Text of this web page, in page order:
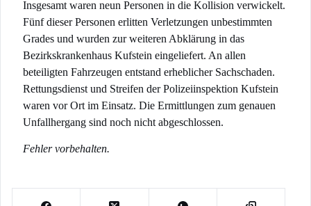
Insgesamt waren neun Personen in die Kollision verwickelt.
Fünf dieser Personen erlitten Verletzungen unbestimmten
Grades und wurden zur weiteren Abklärung in das
Bezirkskrankenhaus Kufstein eingeliefert. An allen
beteiligten Fahrzeugen entstand erheblicher Sachschaden.
Rettungsdienst und Streifen der Polizeiinspektion Kufstein
waren vor Ort im Einsatz. Die Ermittlungen zum genauen
Unfallhergang sind noch nicht abgeschlossen.
Fehler vorbehalten.